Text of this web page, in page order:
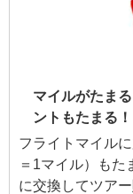
マイルがたま
ントもたまる！
フライトマイル
＝1マイル）もた
に交換してツア